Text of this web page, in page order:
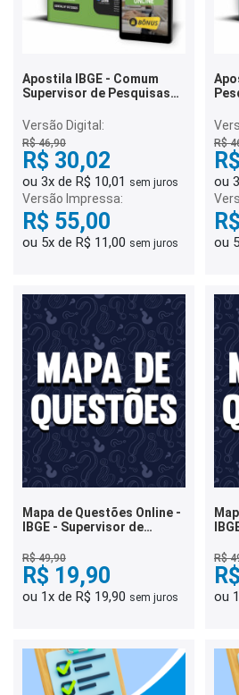
Apostila IBGE - Comum
Supervisor de Pesquisas
Versão Digital:
R$ 46,90
R$ 30,02
ou 3x de R$ 10,01 sem juros
Versão Impressa:
R$ 55,00
ou 5x de R$ 11,00 sem juros
R$
ou
ou
Mapa de Questões Online -
IBGE - Supervisor de
Área de Gestão - 2 Mil
Questões
R$ 49,90
R$ 19,90
ou 1x de R$ 19,90 sem juros
R$
ou